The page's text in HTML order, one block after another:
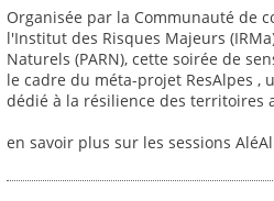
Organisée par la Communauté de
l'Institut des Risques Majeurs
Naturels (PARN), cette soirée de
le cadre du méta-projet ResAlpes ,
dédié à la résilience des territoires
en savoir plus sur les sessions